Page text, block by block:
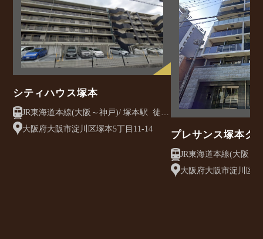
シティハウス塚本
JR東海道本線(大阪～神戸)/ 塚本駅 徒歩
10分
大阪府大阪市淀川区塚本5丁目11-14
プレサンス塚本グ
JR東海道本線(大阪～神戸)/ 塚
3分
大阪府大阪市淀川区